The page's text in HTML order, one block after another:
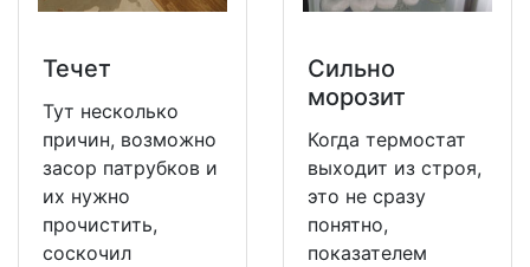
Течет
Тут несколько
причин, возможно
засор патрубков и
их нужно
прочистить,
соскочил
Сильно
морозит
Когда термостат
выходит из строя,
это не сразу
понятно,
показателем